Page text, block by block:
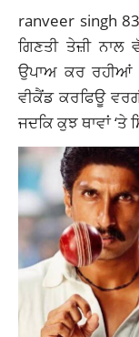
ranveer singh
ਗਿਣਤੀ ਤੇਜ਼ੀ ਨਾਲ
ਉਪਾਅ ਕਰ ਰਹੀਆਂ
ਵੀਕੈਂਡ ਕਰਫਿਊ
ਜਦਕਿ ਕੁਝ ਥਾਵਾਂ ‘ਤੇ